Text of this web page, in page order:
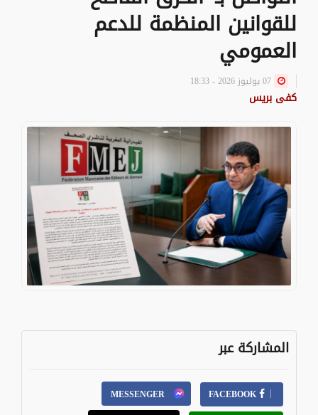
للقوانين المنظمة للدعم
العمومي
كفى بريس
المشاركة عبر
FACEBOOK
MESSENGER